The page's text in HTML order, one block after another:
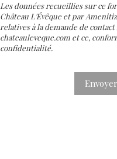
Les données recueillies sur ce
Château L'Évêque et par
relatives à la demande de
chateauleveque.com et ce,
confidentialité.